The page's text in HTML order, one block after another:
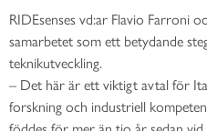
RIDEsenses vd:ar Flavio Farroni
samarbetet som ett betydande
teknikutveckling.
– Det här är ett viktigt avtal för
forskning och industriell